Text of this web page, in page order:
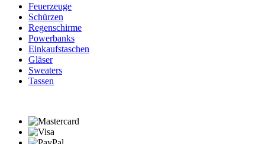
Feuerzeuge
Schürzen
Regenschirme
Powerbanks
Einkaufstaschen
Gläser
Sweaters
Tassen